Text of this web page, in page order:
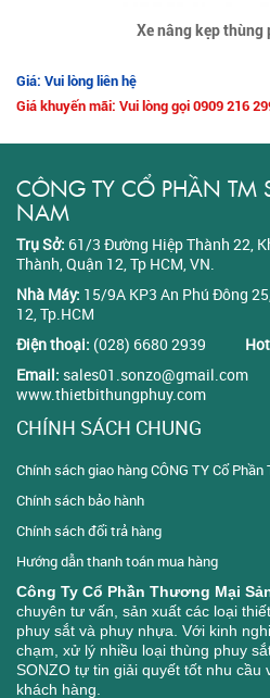
Xe nâng kẹp thùng
Giá: Vui lòng liên hệ
Giá khuyến mãi: Vui lòng gọi 0909 216
CÔNG TY CỔ PHẦN TM
NAM
Trụ Sở: 61/3 Đường Hiệp Thành 22,
Thành, Quận 12, Tp HCM, VN.
Nhà Máy: 15/9A KP3 An Phú Đông
12, Tp.HCM
Điện thoại: (028) 6680 2939
Email: sales01.sonzo@gmail.com
www.thietbithungphuy.com
CHÍNH SÁCH CHUNG
Chính sách giao hàng CÔNG TY Cổ Phần
Chính sách bảo hành
Chính sách đổi trả hàng
Hướng dẫn thanh toán mua hàng
Công Ty Cổ Phần Thương Mại
chuyên tư vấn, sản xuất các loại
phuy sắt và phuy nhựa. Với kinh
chạm, xử lý nhiều loại thùng phuy
SONZO tự tin giải quyết tốt nhu cầu
khách hàng.